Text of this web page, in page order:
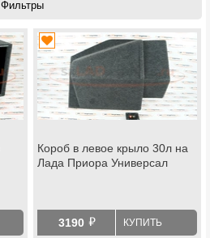
Короб в левое крыло 30л на
Лада Приора Универсал
3190 й КУПИТЬ